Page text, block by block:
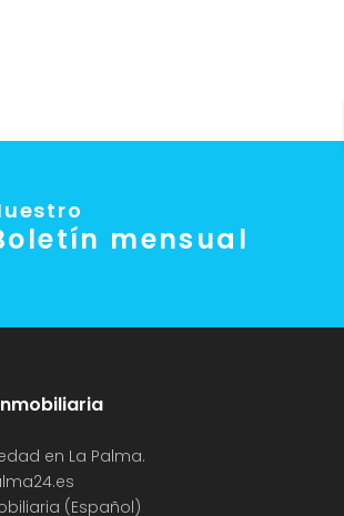
mensual
en La Palma.
(Español)